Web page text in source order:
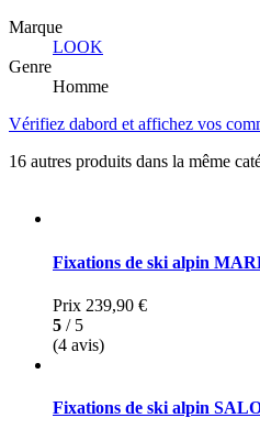
Marque
LOOK
Genre
Homme
Vérifiez dabord et affichez vos
16 autres produits dans la même
Fixations de ski alpin
Prix 239,90 €
5 / 5
(4 avis)
Fixations de ski alpin